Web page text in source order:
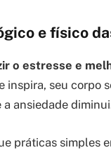
e físico
o estresse e
inspira, seu corpo
a ansiedade
práticas simples